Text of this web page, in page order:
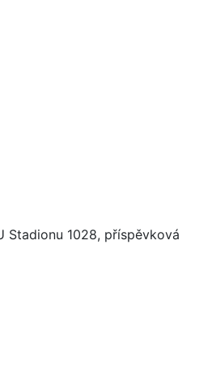
Stadionu 1028, příspěvková